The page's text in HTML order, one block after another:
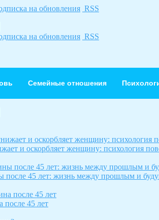
на обновления RSS
на обновления RSS
Семейные отношения
и оскорбляет женщину: психология
после 45 лет: жизнь между прошлым и
после 45 лет